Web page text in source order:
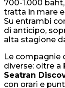
700-1.000
tratta in mare
Su entrambi
di anticipo,
alta stagione
Le compagnie
diverse: oltre a
Seatran
con orari e